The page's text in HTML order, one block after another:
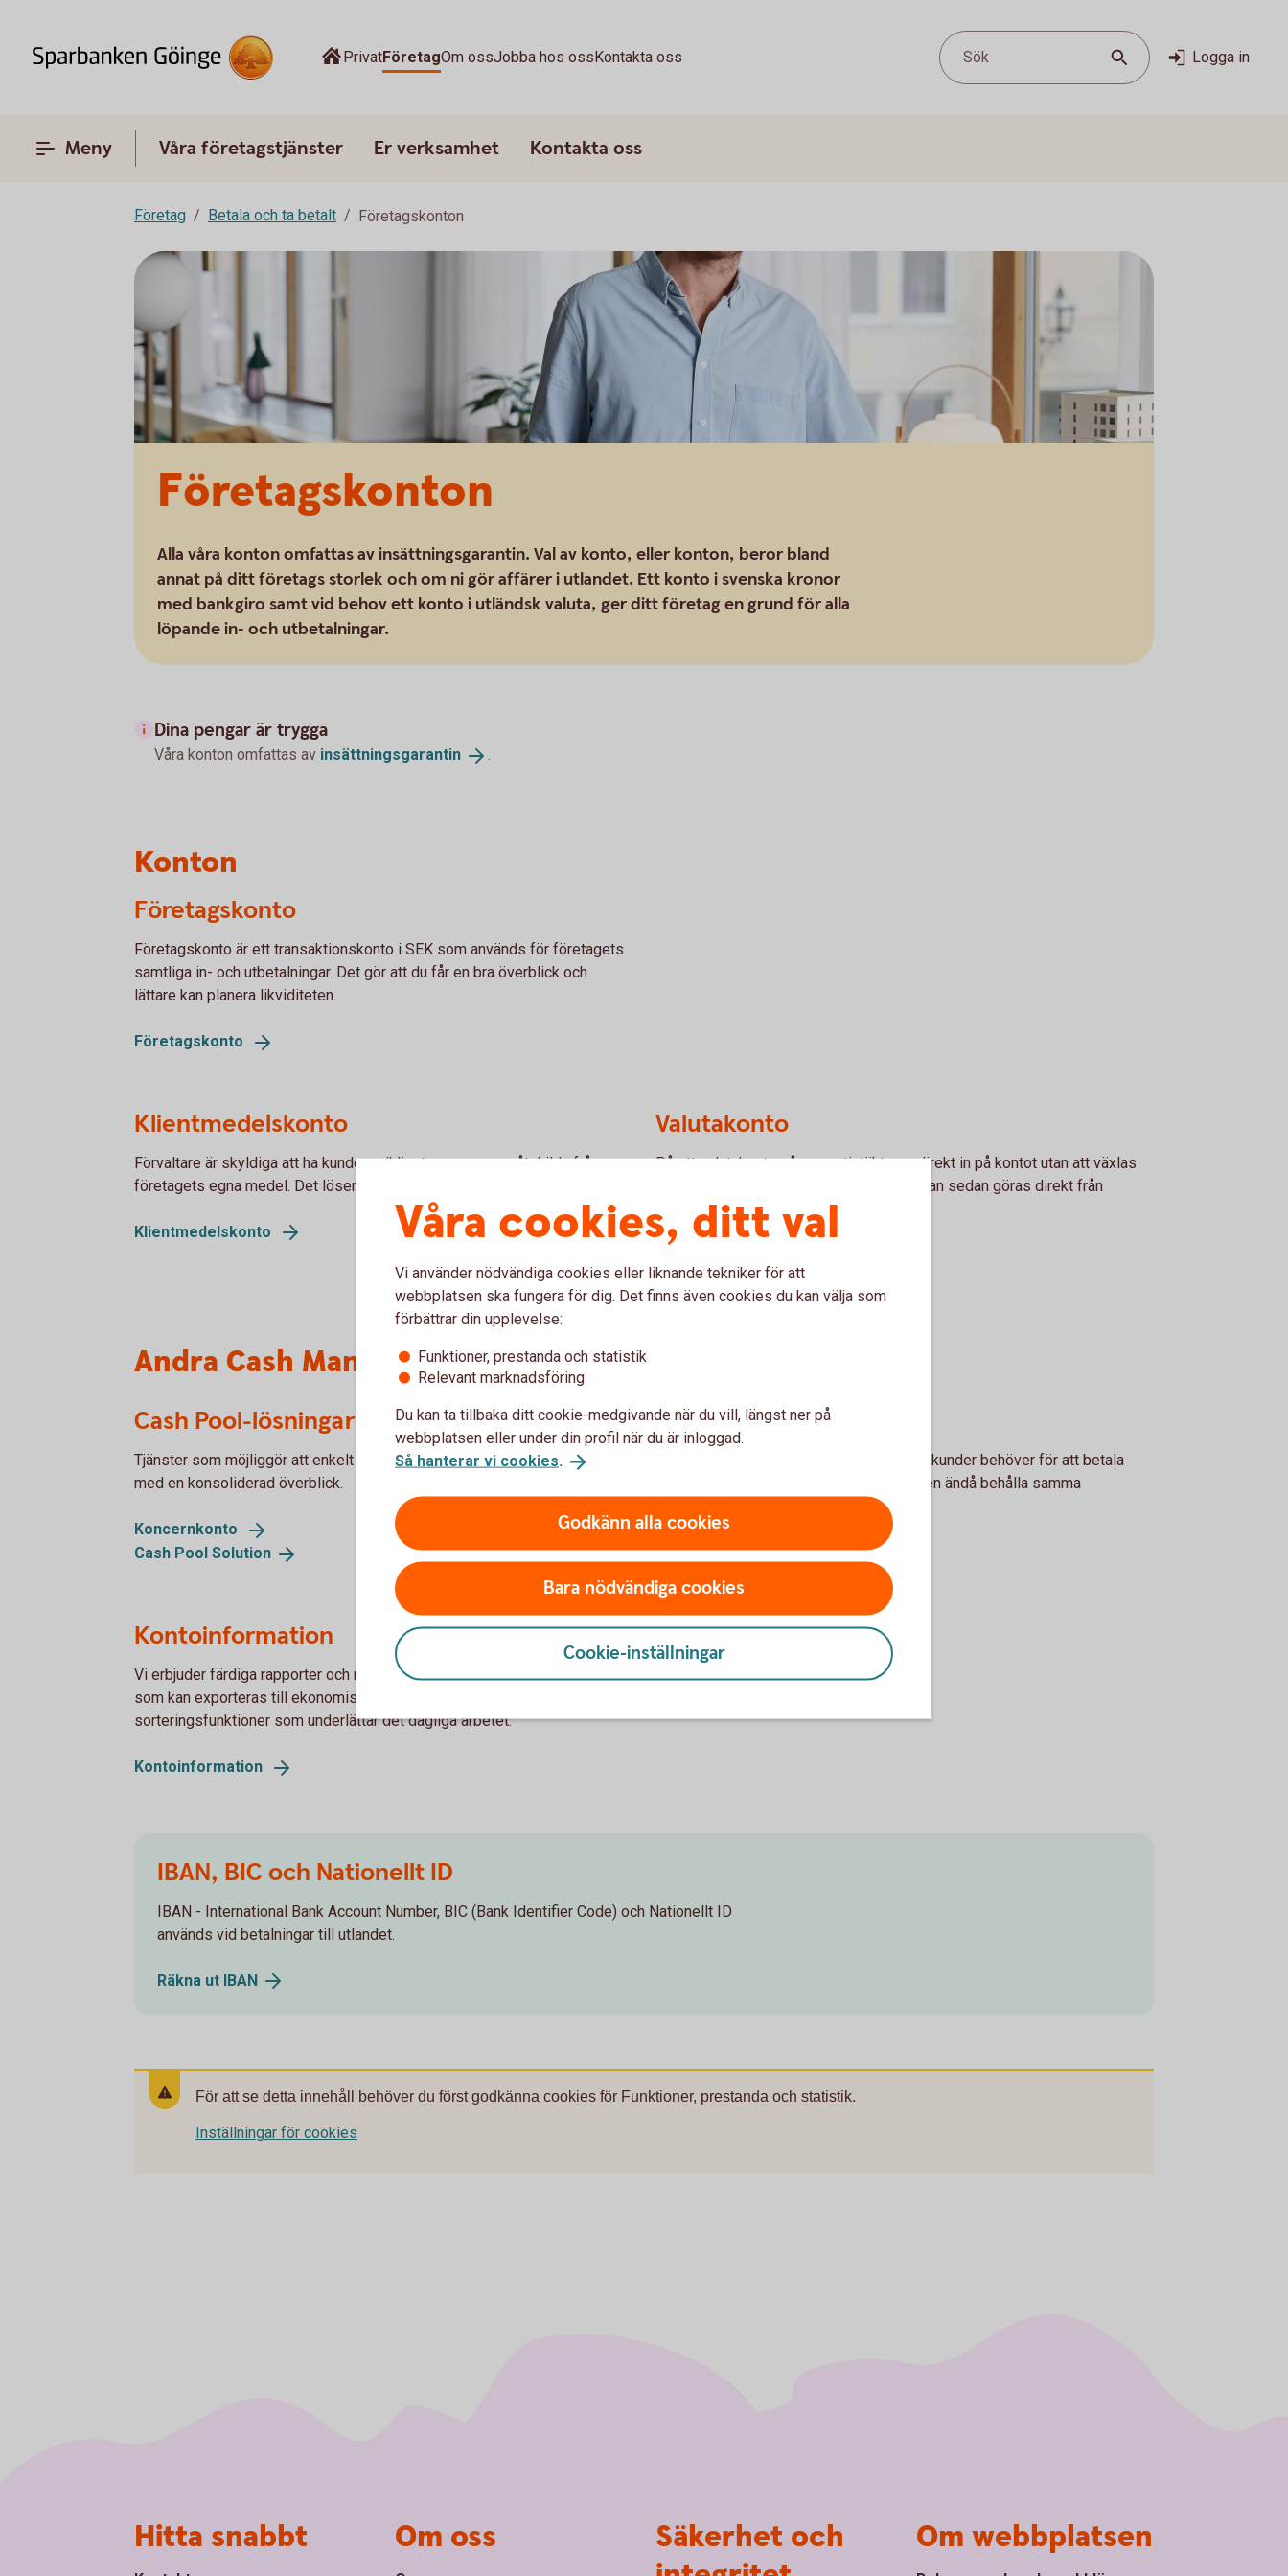
PrivatFöretagOm ossJobba hos ossKontakta oss Sök Logga in
Meny Våra företagstjänster Er verksamhet Kontakta oss
Företag Betala och ta betalt Företagskonton
Företagskonton
Alla våra konton omfattas av insättningsgarantin. Val av konto, eller konton, beror bland
annat på ditt företags storlek och om ni gör affärer i utlandet. Ett konto i svenska kronor
med bankgiro samt vid behov ett konto i utländsk valuta, ger ditt företag en grund för alla
löpande in- och utbetalningar.
Dina pengar är trygga
Våra konton omfattas av insättningsgarantin .
Konton
Företagskonto
Företagskonto är ett transaktionskonto i SEK som används för företagets
samtliga in- och utbetalningar. Det gör att du får en bra överblick och
lättare kan planera likviditeten.
Företagskonto
Klientmedelskonto
Förvaltare är skyldiga att ha kunderna/klienternas pengar åtskilda från
företagets egna medel. Det löser du med hjälp av ett Klientmedelskonto.
Klientmedelskonto
Valutakonto
På ett valutakonto går exportintäkterna direkt in på kontot utan att växlas
till svenska kronor. Importbetalningarna kan sedan göras direkt från
samma konto.
Andra Cash Management-lösningar
Cash Pool-lösningar
Tjänster som möjliggör att enkelt optimera företagets samlade likviditet
med en konsoliderad överblick.
Koncernkonto
Cash Pool Solution
Bankgironummer
Ditt företags bankgironummer är allt dina kunder behöver för att betala
dina fakturor. Du kan enkelt byta konto men ändå behålla samma
Bankgiro
Kontoinformation
Vi erbjuder färdiga rapporter och möjlighet till att skapa egna rapporter
som kan exporteras till ekonomisystemet. Flera sök- och
sorteringsfunktioner som underlättar det dagliga arbetet.
Kontoinformation
IBAN, BIC och Nationellt ID
IBAN - International Bank Account Number, BIC (Bank Identifier Code) och Nationellt ID
används vid betalningar till utlandet.
Räkna ut IBAN
För att se detta innehåll behöver du först godkänna cookies för Funktioner, prestanda och statistik.
Inställningar för cookies
Våra cookies, ditt val
Vi använder nödvändiga cookies eller liknande tekniker för att
webbplatsen ska fungera för dig. Det finns även cookies du kan välja som
förbättrar din upplevelse:
Funktioner, prestanda och statistik
Relevant marknadsföring
Du kan ta tillbaka ditt cookie-medgivande när du vill, längst ner på
webbplatsen eller under din profil när du är inloggad.
Så hanterar vi cookies.
Godkänn alla cookies
Bara nödvändiga cookies
Cookie-inställningar
Hitta snabbt Om oss
Säkerhet och
Om webbplatsen